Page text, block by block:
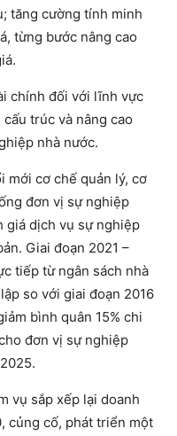
tăng cường tính minh
từng bước nâng cao
chính đối với lĩnh vực
trúc và nâng cao
nhà nước.
mới cơ chế quản lý, cơ
đơn vị sự nghiệp
giá dịch vụ sự nghiệp
Giai đoạn 2021 –
tiếp từ ngân sách nhà
so với giai đoạn 2016
bình quân 15% chi
đơn vị sự nghiệp
vụ sắp xếp lại doanh
củng cố, phát triển một